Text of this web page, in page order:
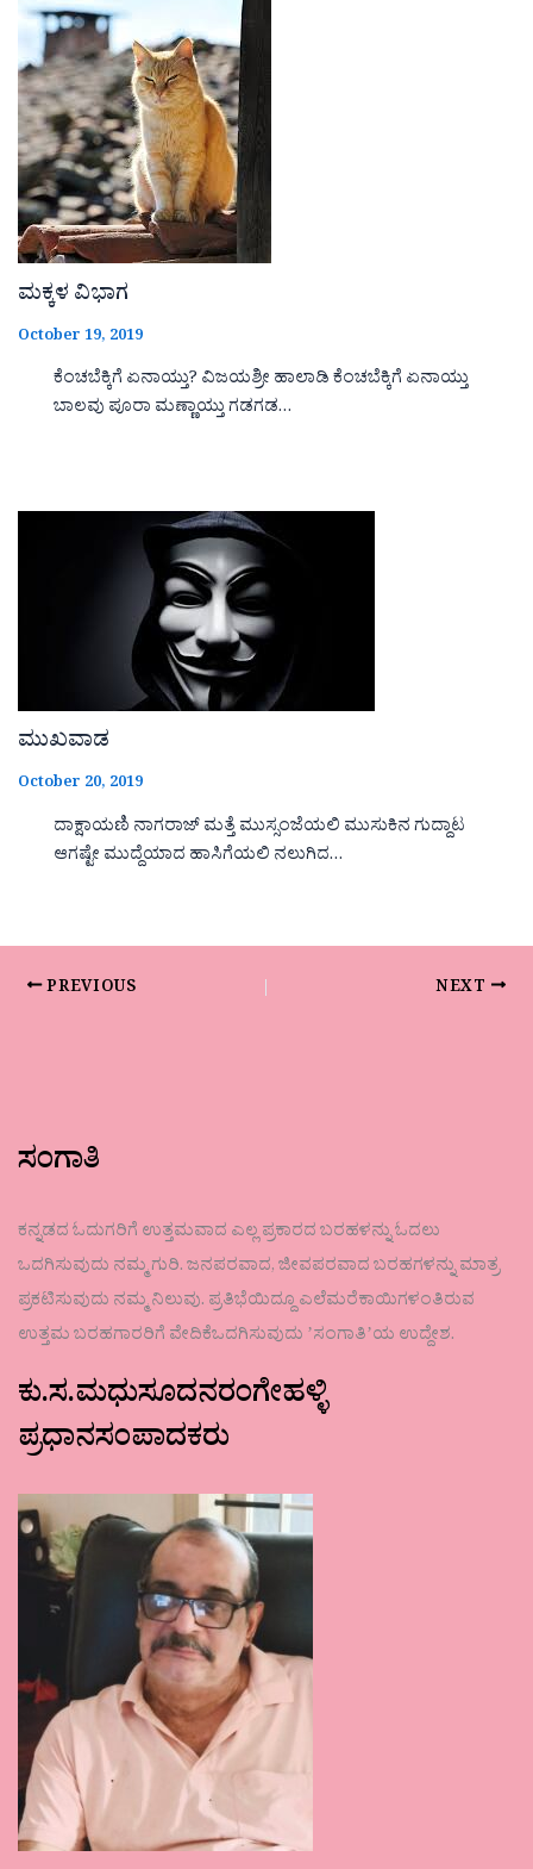
ಮಕ್ಕಳ ವಿಭಾಗ
October 19, 2019
ಕೆಂಚಬೆಕ್ಕಿಗೆ ಏನಾಯ್ತು? ವಿಜಯಶ್ರೀ ಹಾಲಾಡಿ ಕೆಂಚಬೆಕ್ಕಿಗೆ ಏನಾಯ್ತು
ಬಾಲವು ಪೂರಾ ಮಣ್ಣಾಯ್ತು ಗಡಗಡ…
ಮುಖವಾಡ
October 20, 2019
ದಾಕ್ಷಾಯಣಿ ನಾಗರಾಜ್ ಮತ್ತೆ ಮುಸ್ಸಂಜೆಯಲಿ ಮುಸುಕಿನ ಗುದ್ದಾಟ
ಆಗಷ್ಟೇ ಮುದ್ದೆಯಾದ ಹಾಸಿಗೆಯಲಿ ನಲುಗಿದ…
PREVIOUS NEXT
ಸಂಗಾತಿ
ಕನ್ನಡದ ಓದುಗರಿಗೆ ಉತ್ತಮವಾದ ಎಲ್ಲ ಪ್ರಕಾರದ ಬರಹಳನ್ನು ಓದಲು
ಒದಗಿಸುವುದು ನಮ್ಮ ಗುರಿ. ಜನಪರವಾದ, ಜೀವಪರವಾದ ಬರಹಗಳನ್ನು ಮಾತ್ರ
ಪ್ರಕಟಿಸುವುದು ನಮ್ಮ ನಿಲುವು. ಪ್ರತಿಭೆಯಿದ್ದೂ ಎಲೆಮರೆಕಾಯಿಗಳಂತಿರುವ
ಉತ್ತಮ ಬರಹಗಾರರಿಗೆ ವೇದಿಕೆಒದಗಿಸುವುದು ʼಸಂಗಾತಿʼಯ ಉದ್ದೇಶ.
ಕು.ಸ.ಮಧುಸೂದನರಂಗೇಹಳ್ಳಿ
ಪ್ರಧಾನಸಂಪಾದಕರು